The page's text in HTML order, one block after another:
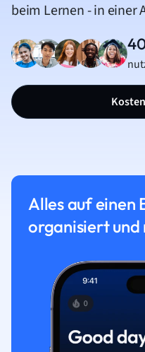
beim Lernen - in einer
Alles auf einen
organisiert